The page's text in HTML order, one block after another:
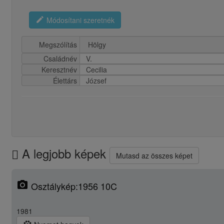
edit Módosítani szeretnék
Megszólítás
Családnév
V.
Keresztnév
Cecilia
Élettárs
József
A legjobb képek Mutasd az összes képet
photo_camera Osztálykép:1956 10C
1981